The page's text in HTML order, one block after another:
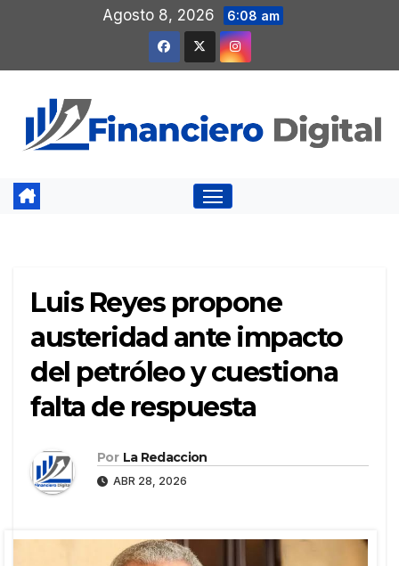
contenido
Agosto 8, 2026 6:08 am
Luis Reyes propone
austeridad ante impacto
del petróleo y cuestiona
falta de respuesta
Por La Redaccion
ABR 28, 2026